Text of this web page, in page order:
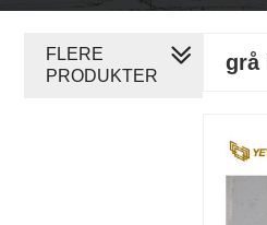
grå
FLERE
PRODUKTER